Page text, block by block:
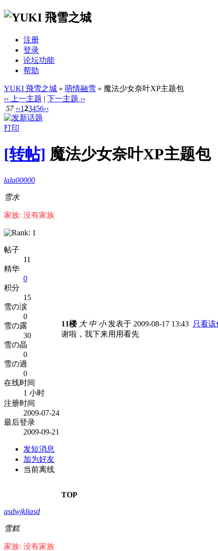
注册
登录
论坛功能
帮助
YUKI 飛雪之城 » 萌情融雪 » 魔法少女奈叶XP主题包
‹‹ 上一主题 | 下一主题 ››
57 ‹‹123456››
打印
[转帖] 魔法少女奈叶XP主题包
lala00000
雪水
家族: 没有家族
帖子
11
精华
0
积分
15
雪の涙
0
雪の露
30
雪の晶
0
雪の過
0
在线时间
1 小时
注册时间
2009-07-24
最后登录
2009-09-21
发短消息
加为好友
当前离线
11楼 大 中 小发表于 2009-08-17 13:43 只看该
谢啦，我下来用用看先
TOP
asdwjkliasd
雪糕
家族: 没有家族